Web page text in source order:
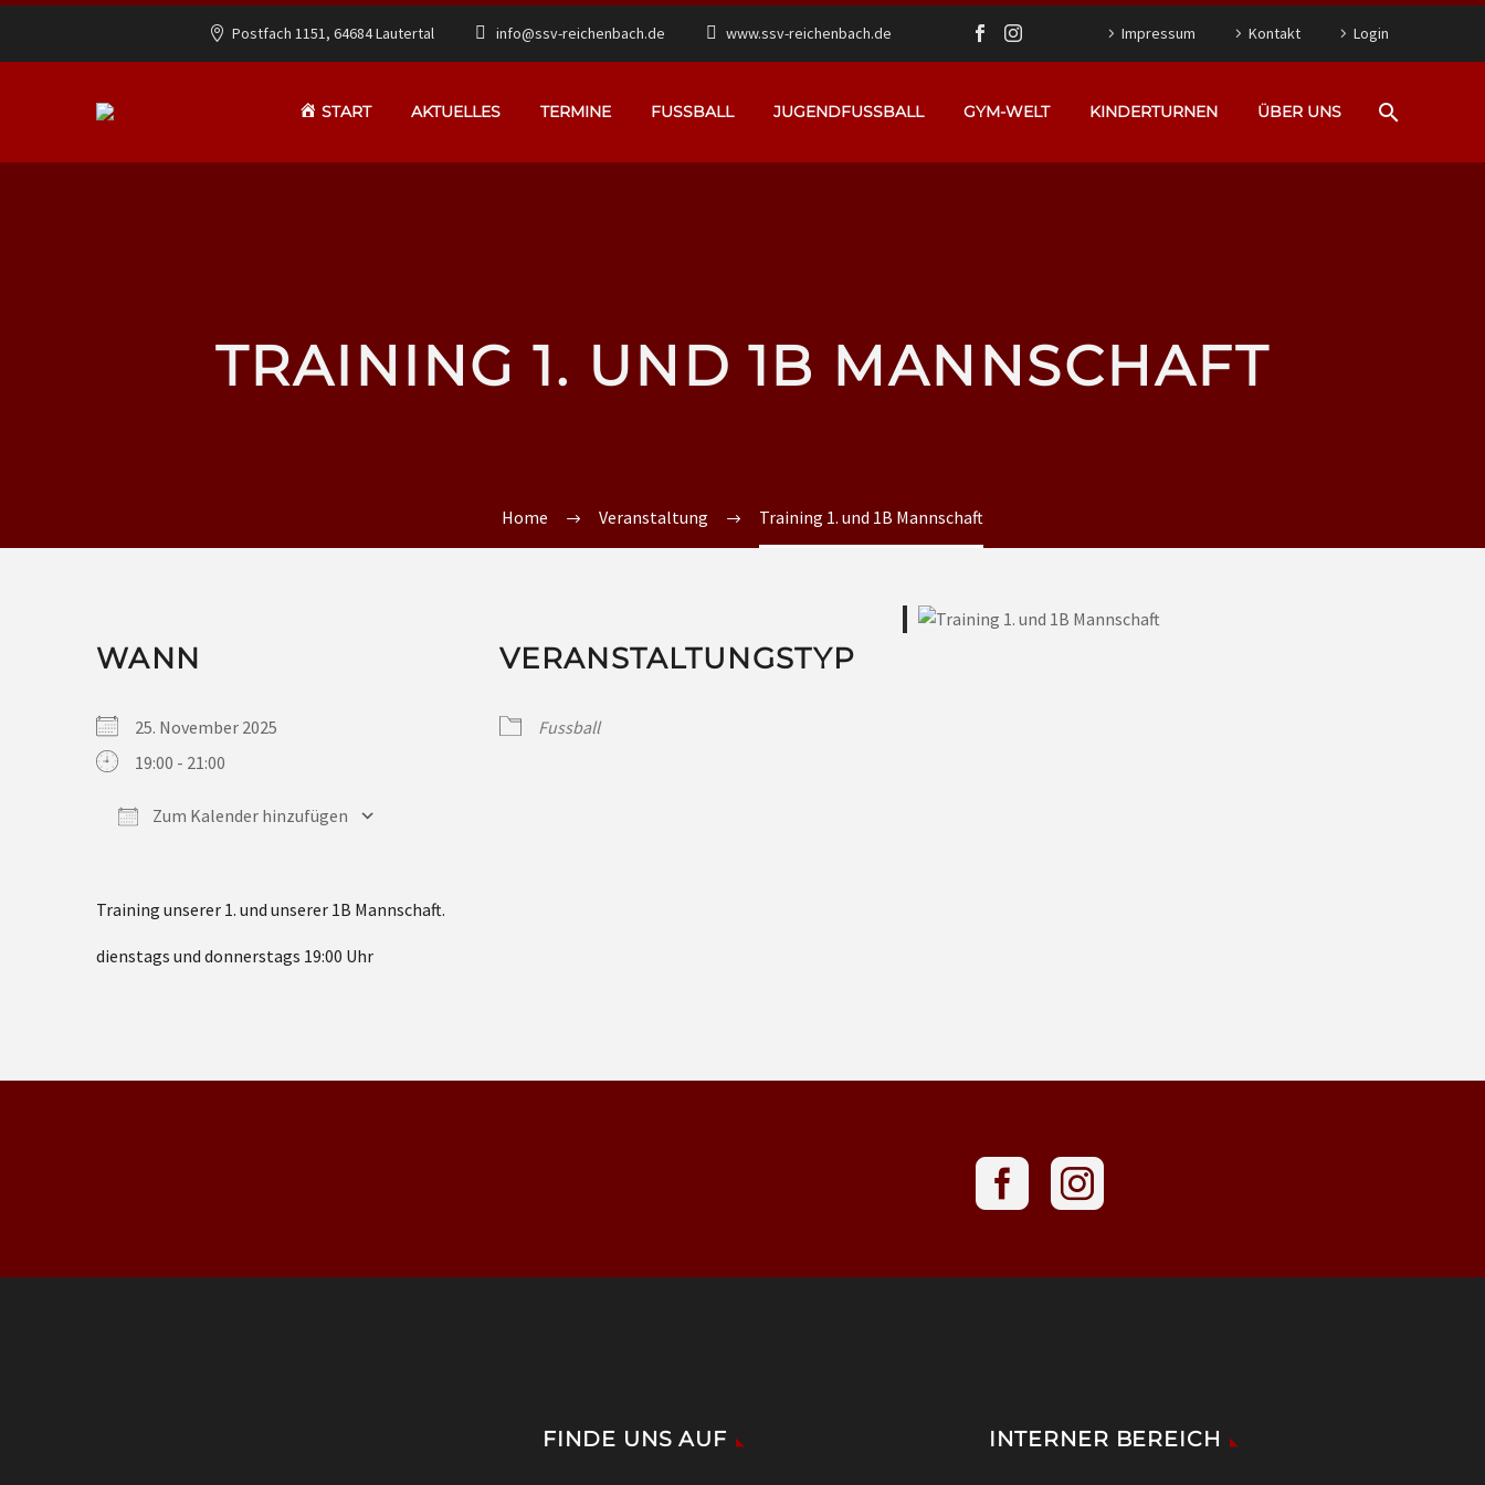
Postfach 1151, 64684 Lautertal info@ssv-reichenbach.de www.ssv-reichenbach.de Impressum Kontakt Login
START AKTUELLES TERMINE FUSSBALL JUGENDFUSSBALL GYM-WELT KINDERTURNEN ÜBER UNS
TRAINING 1. UND 1B MANNSCHAFT
Home Veranstaltung Training 1. und 1B Mannschaft
WANN
25. November 2025
19:00 - 21:00
Zum Kalender hinzufügen
VERANSTALTUNGSTYP
Fussball
Training unserer 1. und unserer 1B Mannschaft.
dienstags und donnerstags 19:00 Uhr
FINDE UNS AUF INTERNER BEREICH